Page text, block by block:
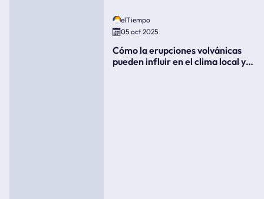
elTiempo
05 oct 2025
Cómo la erupciones volvánicas
pueden influir en el clima local y